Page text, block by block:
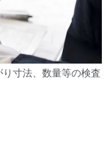
寸法、数量等の検査